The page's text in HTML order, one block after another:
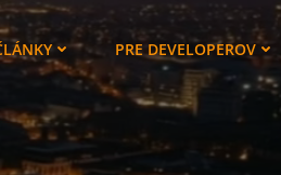
PRE DEVELOPEROV